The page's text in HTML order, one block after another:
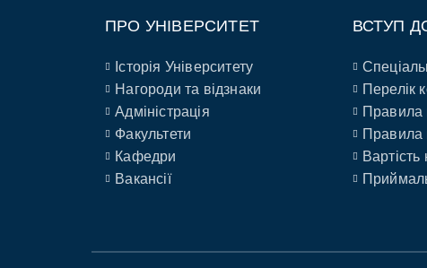
ПРО УНІВЕРСИТЕТ
Історія Університету
Нагороди та відзнаки
Адміністрація
Факультети
Кафедри
Вакансії
ВСТУП
Перелік
Правила
Правила